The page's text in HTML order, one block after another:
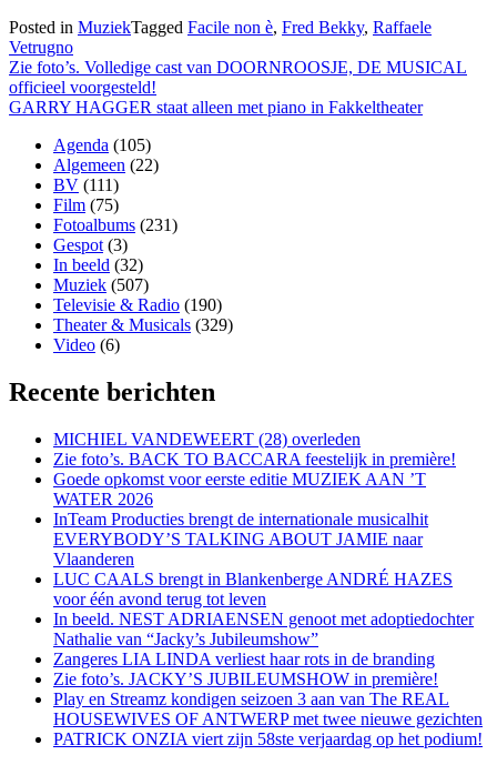
Posted in MuziekTagged Facile non è, Fred Bekky, Raffaele
Vetrugno
Berichtnavigatie
Zie foto’s. Volledige cast van DOORNROOSJE, DE MUSICAL
officieel voorgesteld!
GARRY HAGGER staat alleen met piano in Fakkeltheater
Agenda (105)
Algemeen (22)
BV (111)
Film (75)
Fotoalbums (231)
Gespot (3)
In beeld (32)
Muziek (507)
Televisie & Radio (190)
Theater & Musicals (329)
Video (6)
Recente berichten
MICHIEL VANDEWEERT (28) overleden
Zie foto’s. BACK TO BACCARA feestelijk in première!
Goede opkomst voor eerste editie MUZIEK AAN ’T
WATER 2026
InTeam Producties brengt de internationale musicalhit
EVERYBODY’S TALKING ABOUT JAMIE naar
Vlaanderen
LUC CAALS brengt in Blankenberge ANDRÉ HAZES
voor één avond terug tot leven
In beeld. NEST ADRIAENSEN genoot met adoptiedochter
Nathalie van “Jacky’s Jubileumshow”
Zangeres LIA LINDA verliest haar rots in de branding
Zie foto’s. JACKY’S JUBILEUMSHOW in première!
Play en Streamz kondigen seizoen 3 aan van The REAL
HOUSEWIVES OF ANTWERP met twee nieuwe gezichten
PATRICK ONZIA viert zijn 58ste verjaardag op het podium!